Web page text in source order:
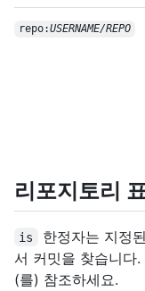
repo:USERNAME/REPO
리포지토리
is
한정자는 지정
서 커밋을 찾습니다
(를) 참조하세요.